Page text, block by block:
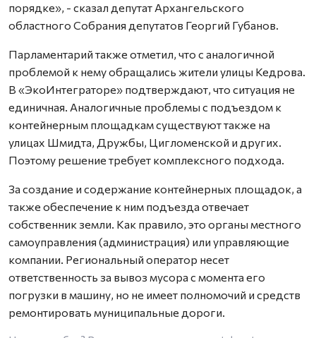
порядке», - сказал депутат Архангельского
областного Собрания депутатов Георгий Губанов.
Парламентарий также отметил, что с аналогичной
проблемой к нему обращались жители улицы Кедрова.
В «ЭкоИнтеграторе» подтверждают, что ситуация не
единичная. Аналогичные проблемы с подъездом к
контейнерным площадкам существуют также на
улицах Шмидта, Дружбы, Цигломенской и других.
Поэтому решение требует комплексного подхода.
За создание и содержание контейнерных площадок, а
также обеспечение к ним подъезда отвечает
собственник земли. Как правило, это органы местного
самоуправления (администрация) или управляющие
компании. Региональный оператор несет
ответственность за вывоз мусора с момента его
погрузки в машину, но не имеет полномочий и средств
ремонтировать муниципальные дороги.